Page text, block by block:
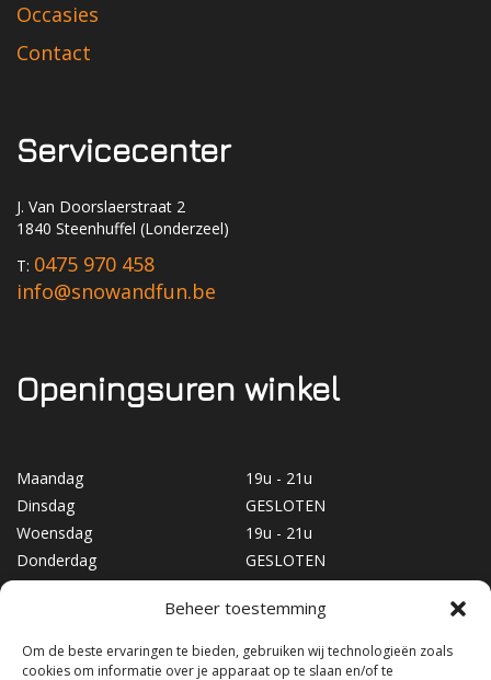
Beheer toestemming
Om de beste ervaringen te bieden, gebruiken wij technologieën zoals
cookies om informatie over je apparaat op te slaan en/of te
Occasies
Contact
Servicecenter
J. Van Doorslaerstraat 2
1840 Steenhuffel (Londerzeel)
T: 0475 970 458
info@snowandfun.be
Openingsuren winkel
Maandag
19u - 21u
Dinsdag
GESLOTEN
Woensdag
19u - 21u
Donderdag
GESLOTEN
10u - 17u
Zondag
GESLOTEN